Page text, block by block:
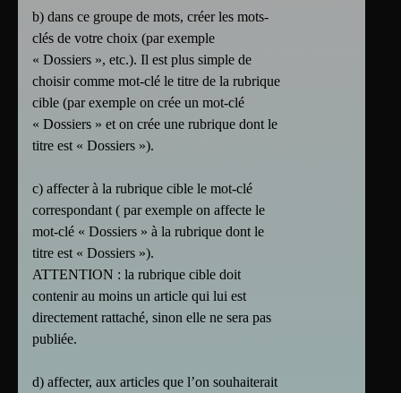
b) dans ce groupe de mots, créer les mots-
clés de votre choix (par exemple
« Dossiers », etc.). Il est plus simple de
choisir comme mot-clé le titre de la rubrique
cible (par exemple on crée un mot-clé
« Dossiers » et on crée une rubrique dont le
titre est « Dossiers »).
c) affecter à la rubrique cible le mot-clé
correspondant ( par exemple on affecte le
mot-clé « Dossiers » à la rubrique dont le
titre est « Dossiers »).
ATTENTION : la rubrique cible doit
contenir au moins un article qui lui est
directement rattaché, sinon elle ne sera pas
publiée.
d) affecter, aux articles que l’on souhaiterait